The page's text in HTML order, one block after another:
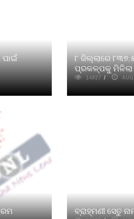
ପାଇଁ
୮ ଜିଲ୍ଲାରେ
ପ୍ରକଳ୍ପକୁ
14927
ବ୍ରାହ୍ମଣୀ ସେତୁ